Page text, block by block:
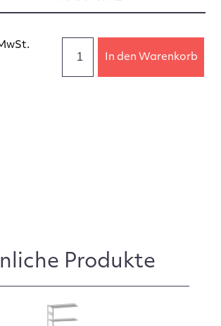
In den Warenkorb
Produkte